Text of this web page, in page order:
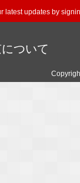
latest updates by
ついて